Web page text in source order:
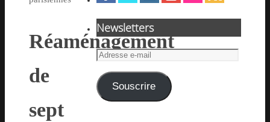
Réaménagement
de
sept
Newsletters
Adresse
mail Souscrire